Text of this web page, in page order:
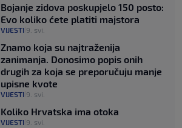
Bojanje zidova poskupjelo 150 posto:
Evo koliko ćete platiti majstora
VIJESTI 9. svi.
Znamo koja su najtraženija
zanimanja. Donosimo popis onih
drugih za koja se preporučuju manje
upisne kvote
VIJESTI 9. svi.
Koliko Hrvatska ima otoka
VIJESTI 9. svi.